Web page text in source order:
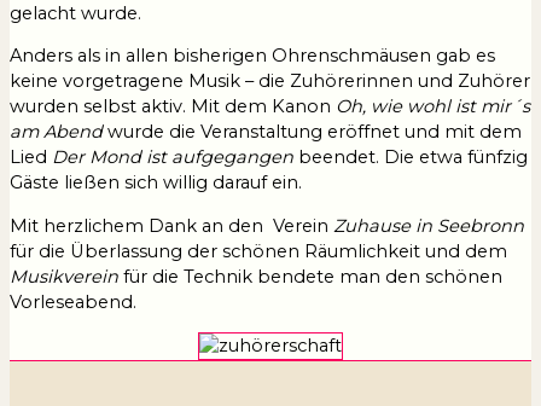
gelacht wurde.
Anders als in allen bisherigen Ohrenschmäusen gab es
keine vorgetragene Musik – die Zuhörerinnen und Zuhörer
wurden selbst aktiv. Mit dem Kanon Oh, wie wohl ist mir´s
am Abendwurde die Veranstaltung eröffnet und mit dem
Lied Der Mond ist aufgegangen beendet. Die etwa fünfzig
Gäste ließen sich willig darauf ein.
Mit herzlichem Dank an den Verein Zuhause in Seebronn
für die Überlassung der schönen Räumlichkeit und dem
Musikverein für die Technik bendete man den schönen
Vorleseabend.